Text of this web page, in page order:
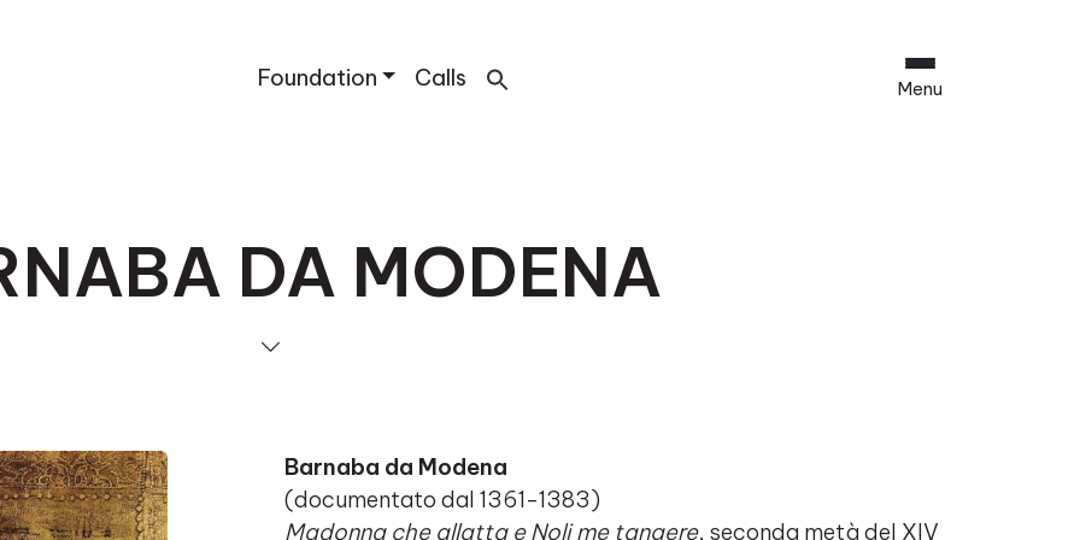
Foundation Calls Menu
DA MODENA
Barnaba da Modena
(documentato dal 1361-1383)
Madonna che allatta e Noli me tangere, seconda metà del XIV